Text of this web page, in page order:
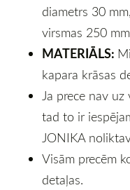
diametrs 30
virsmas 250
MATERIĀLS:
kapara krāsas
Ja prece nav
tad to ir
JONIKA
Visām precēm
detaļas.